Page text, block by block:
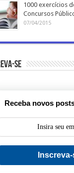
1000 exercícios
Concursos
07/04/2015
se
Receba novos